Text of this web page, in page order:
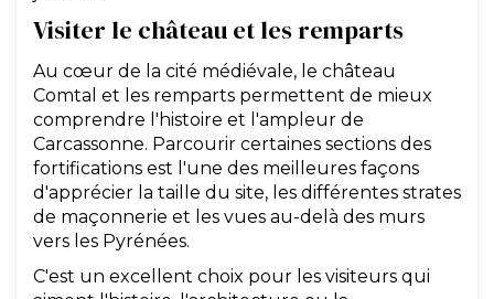
Visiter le château et les remparts
Au cœur de la cité médiévale, le château
Comtal et les remparts permettent de mieux
comprendre l'histoire et l'ampleur de
Carcassonne. Parcourir certaines sections des
fortifications est l'une des meilleures façons
d'apprécier la taille du site, les différentes strates
de maçonnerie et les vues au-delà des murs
vers les Pyrénées.
C'est un excellent choix pour les visiteurs qui